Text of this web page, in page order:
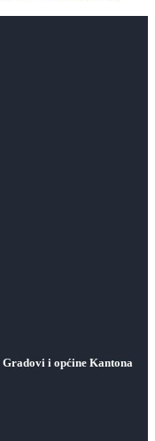
Gradovi i općine Kantona